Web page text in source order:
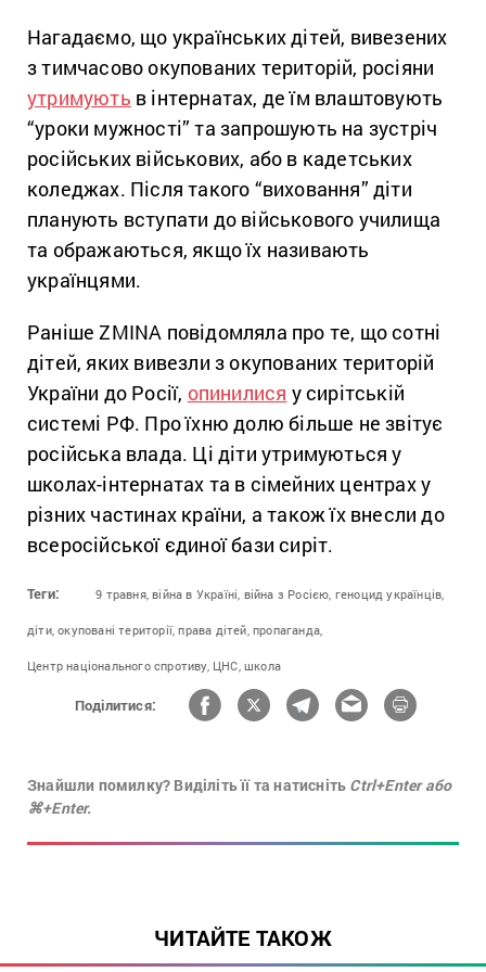
Нагадаємо, що українських дітей, вивезених
з тимчасово окупованих територій, росіяни
утримують в інтернатах, де їм влаштовують
“уроки мужності” та запрошують на зустріч
російських військових, або в кадетських
коледжах. Після такого “виховання” діти
планують вступати до військового училища
та ображаються, якщо їх називають
українцями.
Раніше ZMINA повідомляла про те, що сотні
дітей, яких вивезли з окупованих територій
України до Росії, опинилися у сирітській
системі РФ. Про їхню долю більше не звітує
російська влада. Ці діти утримуються у
школах-інтернатах та в сімейних центрах у
різних частинах країни, а також їх внесли до
всеросійської єдиної бази сиріт.
Теги: 9 травня, війна в Україні, війна з Росією, геноцид українців,
діти, окуповані території, права дітей, пропаганда,
Центр національного спротиву, ЦНС, школа
Поділитися:
Знайшли помилку? Виділіть її та натисніть Ctrl+Enter або
⌘+Enter.
ЧИТАЙТЕ ТАКОЖ